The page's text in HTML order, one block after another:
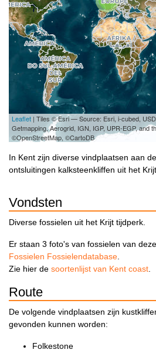
Leaflet | Tiles © Esri — Source: Esri, i-cubed,
Getmapping, Aerogrid, IGN, IGP, UPR-EGP, and
©OpenStreetMap, ©CartoDB
In Kent zijn diverse vindplaatsen aan
ontsluitingen kalksteenkliffen uit het
Vondsten
Diverse fossielen uit het Krijt tijdperk.
Er staan 3 foto's van fossielen van
Fossielen Fossielendatabase.
Zie hier de soortenlijst van Kent coast.
Route
De volgende vindplaatsen zijn
gevonden kunnen worden:
Folkestone